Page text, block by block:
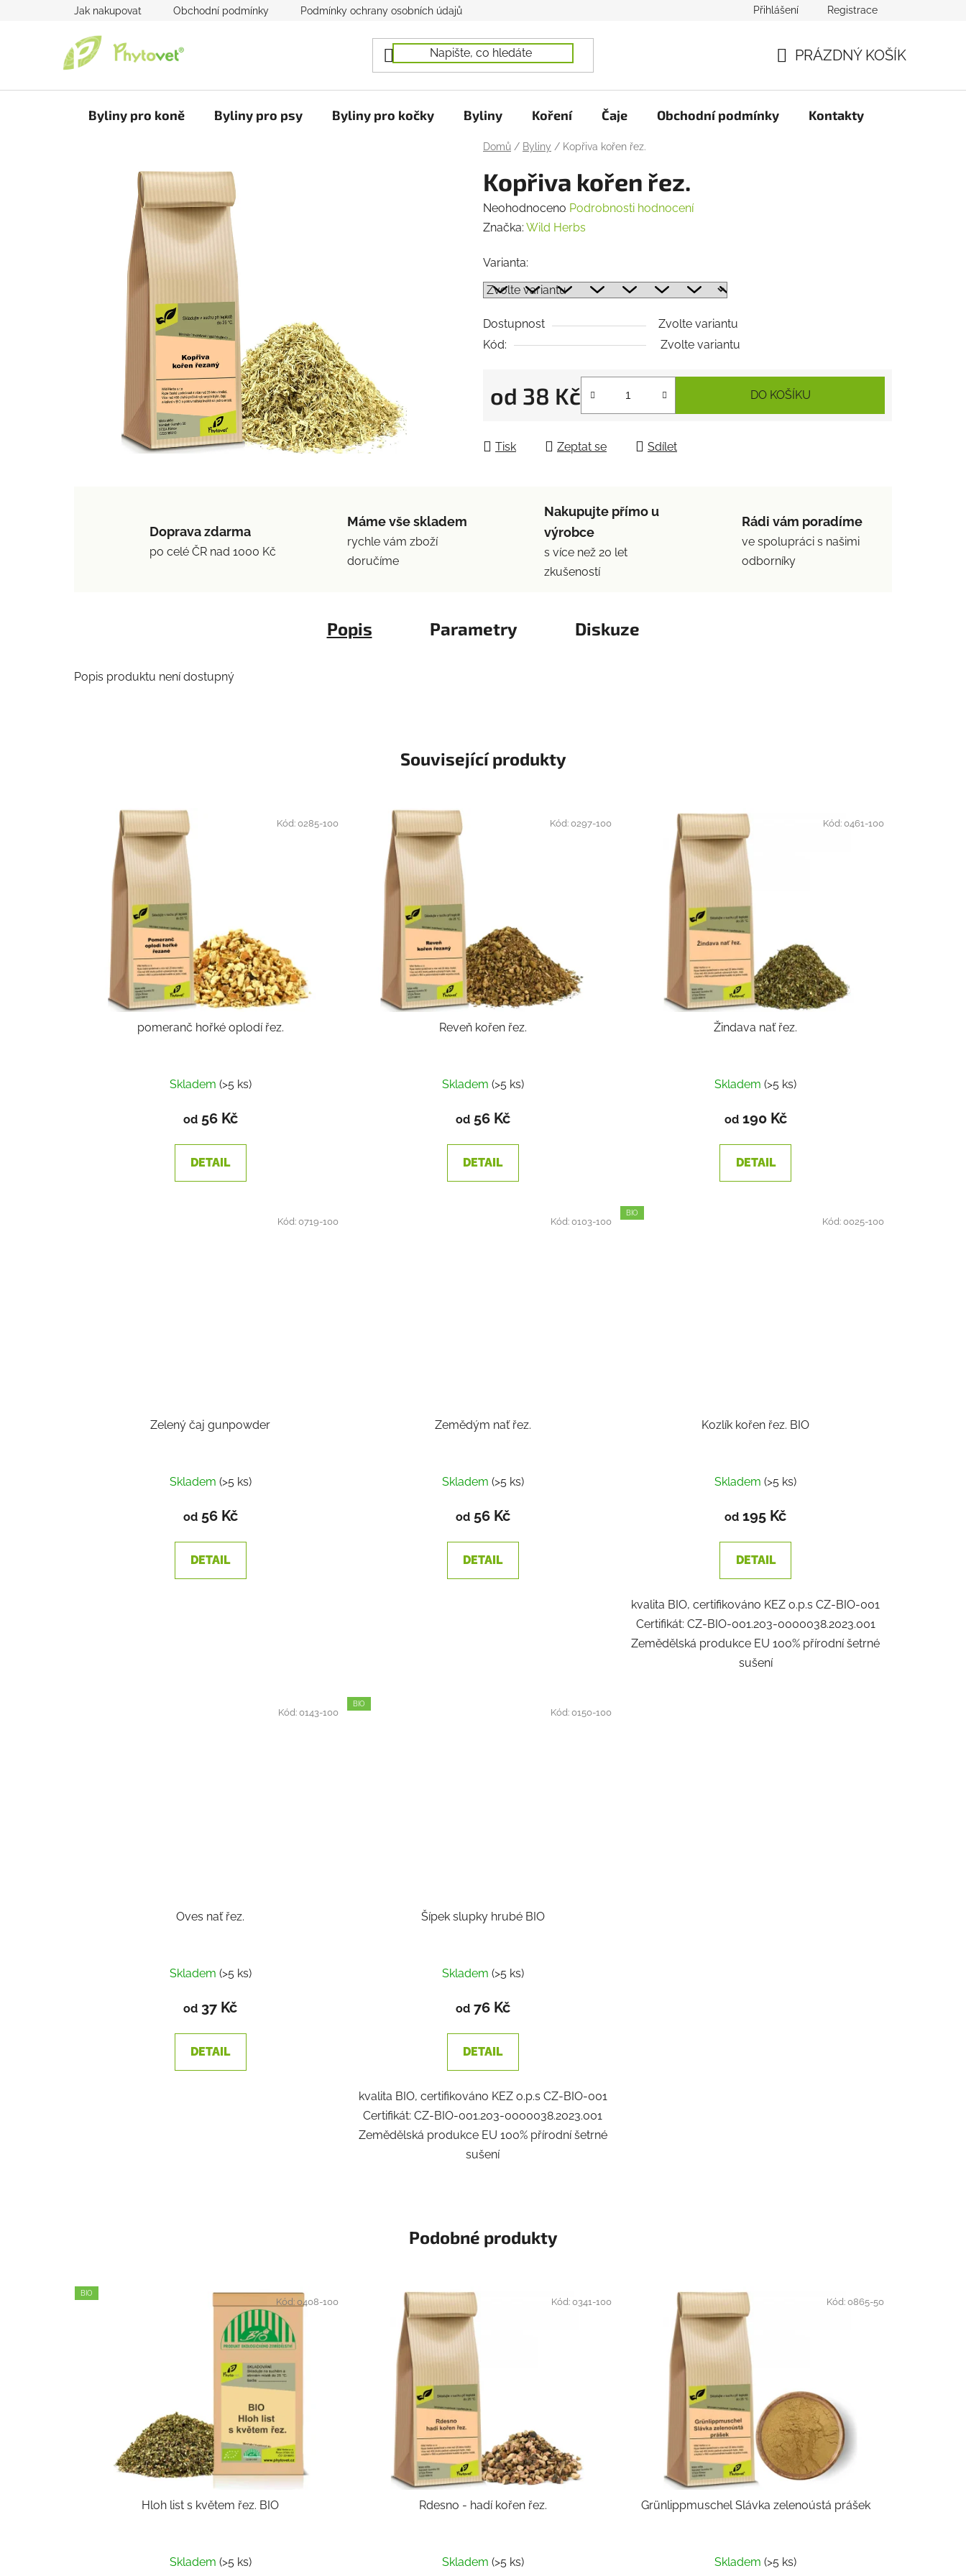
Jak nakupovat Obchodní podmínky Podmínky ochrany osobních údajů Přihlášení Registrace
KOŠÍK
PRÁZDNÝ KOŠÍK
Byliny pro koně Byliny pro psy Byliny pro kočky Byliny Koření Čaje Obchodní podmínky Kontakty
Domů / Byliny / Kopřiva kořen řez.
Kopřiva kořen řez.
Průměrné
hodnocení
je
0,0
5
hvězdiček.
Neohodnoceno Podrobnosti hodnocení
Značka: Wild Herbs
Varianta:
Dostupnost
Zvolte variantu
Kód:
Zvolte variantu
od 38 Kč DO KOŠÍKU
Tisk Zeptat se Sdílet
Doprava zdarma
po celé ČR nad 1000 Kč
Máme vše skladem
rychle vám zboží
doručíme
Nakupujte přímo u
výrobce
s více než 20 let
zkušeností
Rádi vám poradíme
ve spolupráci s našimi
odborníky
Popis Parametry Diskuze
Popis produktu není dostupný
Související produkty
pomeranč hořké oplodí řez.
Skladem (>5 ks)
od56 Kč
DETAIL
Kód:0285-100
Reveň kořen řez.
Skladem (>5 ks)
od56 Kč
DETAIL
Kód:0297-100
Žindava nať řez.
Skladem(>5 ks)
od190 Kč
DETAIL
Kód:0461-100
Zelený čaj gunpowder
Skladem (>5 ks)
od56 Kč
DETAIL
Kód:0719-100
Zemědým nať řez.
Skladem (>5 ks)
od56 Kč
DETAIL
Kód:0103-100
BIO
Kozlík kořen řez. BIO
Skladem(>5 ks)
od 195 Kč
DETAIL
kvalita BIO, certifikováno KEZ o.p.s CZ-BIO-001
Certifikát: CZ-BIO-001.203-0000038.2023.001
Zemědělská produkce EU 100% přírodní šetrné
sušení
Kód:0025-100
Oves nať řez.
Skladem (>5 ks)
od 37 Kč
DETAIL
Kód:0143-100
BIO
Šípek slupky hrubé BIO
Skladem (>5 ks)
od76 Kč
DETAIL
kvalita BIO, certifikováno KEZ o.p.s CZ-BIO-001
Certifikát: CZ-BIO-001.203-0000038.2023.001
Zemědělská produkce EU 100% přírodní šetrné
sušení
Kód:0150-100
Podobné produkty
BIO
Hloh list s květem řez. BIO
Skladem (>5 ks)
Kód:0408-100
Rdesno - hadí kořen řez.
Skladem (>5 ks)
Kód:0341-100
Grünlippmuschel Slávka zelenoústá prášek
Skladem(>5 ks)
Kód:0865-50